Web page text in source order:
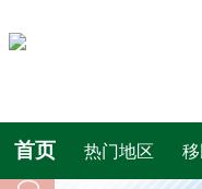
首页 热门地区